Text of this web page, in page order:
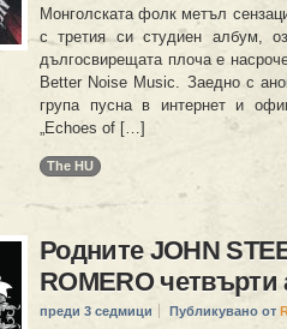
Монголската фолк метъл
с третия си студиен албум,
дългосвирещата плоча е
Better Noise Music. Заедно с
група пусна в интернет и
„Echoes of […]
The HU
Родните JOHN
ROMERO
преди 3 седмици Публикувано от